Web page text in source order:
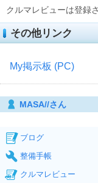
クルマレビューは登録
その他リンク
My掲示板 (PC)
MASA//さん
ブログ
整備手帳
クルマレビュー